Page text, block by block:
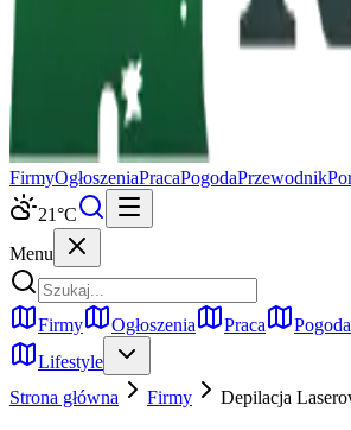
FirmyOgłoszeniaPracaPogodaPrzewodnik
21°C
Menu
Firmy Ogłoszenia Praca Pogoda
Lifestyle
Strona główna
Firmy Depilacja